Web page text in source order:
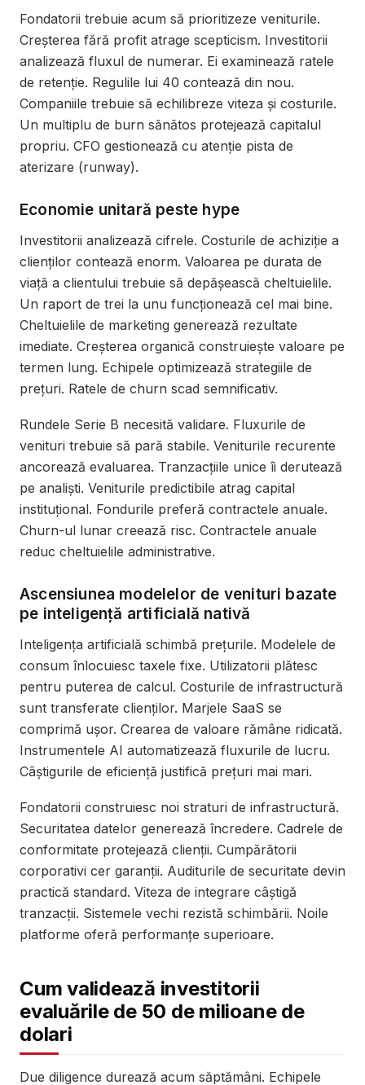
Fondatorii trebuie acum să prioritizeze veniturile.
Creșterea fără profit atrage scepticism. Investitorii
analizează fluxul de numerar. Ei examinează ratele
de retenție. Regulile lui 40 contează din nou.
Companiile trebuie să echilibreze viteza și costurile.
Un multiplu de burn sănătos protejează capitalul
propriu. CFO gestionează cu atenție pista de
aterizare (runway).
Economie unitară peste hype
Investitorii analizează cifrele. Costurile de achiziție a
clienților contează enorm. Valoarea pe durata de
viață a clientului trebuie să depășească cheltuielile.
Un raport de trei la unu funcționează cel mai bine.
Cheltuielile de marketing generează rezultate
imediate. Creșterea organică construiește valoare pe
termen lung. Echipele optimizează strategiile de
prețuri. Ratele de churn scad semnificativ.
Rundele Serie B necesită validare. Fluxurile de
venituri trebuie să pară stabile. Veniturile recurente
ancorează evaluarea. Tranzacțiile unice îi derutează
pe analiști. Veniturile predictibile atrag capital
instituțional. Fondurile preferă contractele anuale.
Churn-ul lunar creează risc. Contractele anuale
reduc cheltuielile administrative.
Ascensiunea modelelor de venituri bazate
pe inteligență artificială nativă
Inteligența artificială schimbă prețurile. Modelele de
consum înlocuiesc taxele fixe. Utilizatorii plătesc
pentru puterea de calcul. Costurile de infrastructură
sunt transferate clienților. Marjele SaaS se
comprimă ușor. Crearea de valoare rămâne ridicată.
Instrumentele AI automatizează fluxurile de lucru.
Câștigurile de eficiență justifică prețuri mai mari.
Fondatorii construiesc noi straturi de infrastructură.
Securitatea datelor generează încredere. Cadrele de
conformitate protejează clienții. Cumpărătorii
corporativi cer garanții. Auditurile de securitate devin
practică standard. Viteza de integrare câștigă
tranzacții. Sistemele vechi rezistă schimbării. Noile
platforme oferă performanțe superioare.
Cum validează investitorii
evaluările de 50 de milioane de
dolari
Due diligence durează acum săptămâni. Echipele